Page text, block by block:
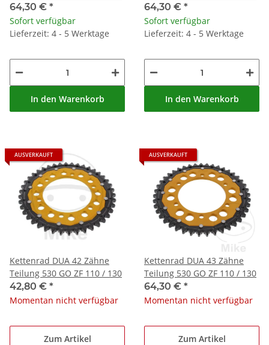
64,30 € *
Sofort verfügbar
Lieferzeit: 4 - 5 Werktage
In den Warenkorb
64,30 € *
Sofort verfügbar
Lieferzeit: 4 - 5 Werktage
In den Warenkorb
AUSVERKAUFT
Kettenrad DUA 42 Zähne
Teilung 530 GO ZF 110 / 130
42,80 € *
Momentan nicht verfügbar
Zum Artikel
AUSVERKAUFT
Kettenrad DUA 43 Zähne
Teilung 530 GO ZF 110 / 130
64,30 € *
Momentan nicht verfügbar
Zum Artikel